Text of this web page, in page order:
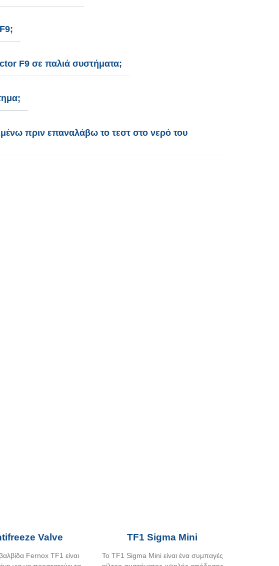
F9 σε παλιά συστήματα;
πριν επαναλάβω το τεστ στο νερό του
Valve
Fernox TF1 είναι
TF1 Sigma Mini
Το TF1 Sigma Mini είναι ένα συμπαγές